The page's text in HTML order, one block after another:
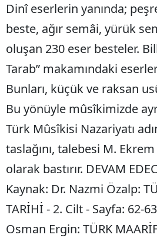
Dinî eserlerin yanında;
beste, ağır semâi, yürük
oluşan 230 eser besteler.
Tarab” makamındaki
Bunları, küçük ve raksan
Bu yönüyle mûsîkimizde
Türk Mûsîkisi Nazariyatı
taslağını, talebesi M.
olarak bastırır. DEVAM
Kaynak: Dr. Nazmi Özalp:
TARİHİ - 2. Cilt - Sayfa: 62-63
Osman Ergin: TÜRK